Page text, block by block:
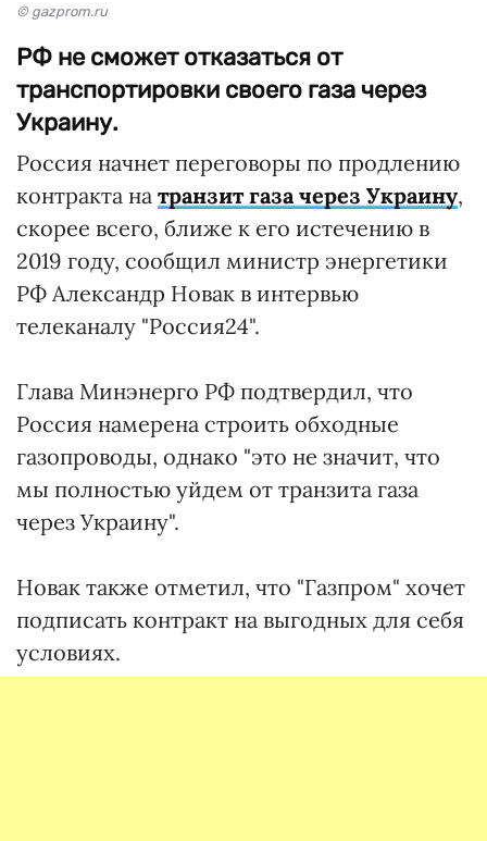
© gazprom.ru
РФ не сможет отказаться от
транспортировки своего газа через
Украину.
Россия начнет переговоры по продлению
контракта на транзит газа через Украину,
скорее всего, ближе к его истечению в
2019 году, сообщил министр энергетики
РФ Александр Новак в интервью
телеканалу "Россия24".
Глава Минэнерго РФ подтвердил, что
Россия намерена строить обходные
газопроводы, однако "это не значит, что
мы полностью уйдем от транзита газа
через Украину".
Новак также отметил, что "Газпром" хочет
подписать контракт на выгодных для себя
условиях.